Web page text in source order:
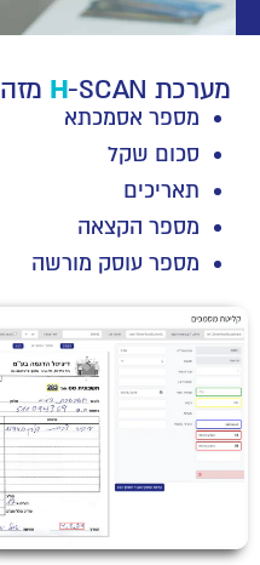
מערכת H-SCAN מזהה אוטומטית בכל מסמך:
מספר אסמכתא
סכום שקל
תאריכים
מספר הקצאה
מספר עוסק מורשה